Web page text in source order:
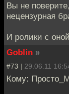
Вы не
нецензурная
И ролики с
Goblin »
#73 | 29.06.11
Кому: